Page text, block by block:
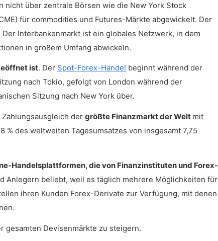
nicht über zentrale Börsen wie die New York Stock
für commodities und Futures-Märkte abgewickelt. Der
Interbankenmarkt ist ein globales Netzwerk, in dem
in großem Umfang abwickeln.
ist. Der Spot-Forex-Handel beginnt während der
nach Tokio, gefolgt von London während der
Sitzung nach New York über.
der größte Finanzmarkt der Welt mit
% des weltweiten Tagesumsatzes von insgesamt 7,75
Handelsplattformen, die von Finanzinstituten und Forex-
Anlegern beliebt, weil es täglich mehrere Möglichkeiten für
ihren Kunden Forex-Derivate zur Verfügung, mit denen
gesamten Devisenmärkte zu steigern.